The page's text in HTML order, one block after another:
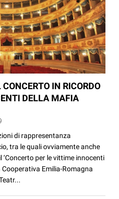
IN RICORDO
DELLA MAFIA
di rappresentanza
tra le quali ovviamente anche
per le vittime innocenti
Emilia-Romagna